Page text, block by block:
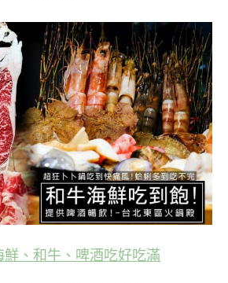
鮮、和牛、啤酒吃好吃滿